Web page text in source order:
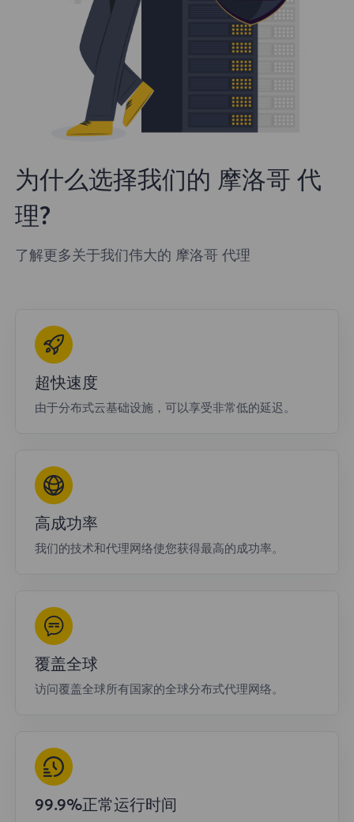
为什么选择我们的 摩洛哥 代
理?
了解更多关于我们伟大的 摩洛哥 代理
超快速度
由于分布式云基础设施，可以享受非常低的延迟。
高成功率
我们的技术和代理网络使您获得最高的成功率。
覆盖全球
访问覆盖全球所有国家的全球分布式代理网络。
99.9%正常运行时间